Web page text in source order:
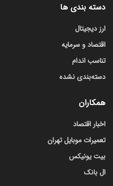
دسته بندی ها
ارز دیجیتال
اقتصاد و سرمایه
تناسب اندام
دسته‌بندی نشده
همکاران
اخبار اقتصاد
تعمیرات موبایل تهران
بیت یونیکس
ال بانک